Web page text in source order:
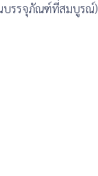
นบรรจุภัณฑ์ที่สมบูรณ์)